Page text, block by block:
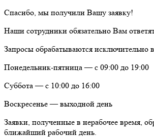
Спасибо, мы получили Вашу заявку!
Наши сотрудники обязательно Вам
Запросы обрабатываются исключительно
Понедельник-пятница — с 09:00 до 19:00
Суббота — с 10:00 до 16:00
Воскресенье — выходной день
Заявки, полученные в нерабочее время,
ближайший рабочий день.